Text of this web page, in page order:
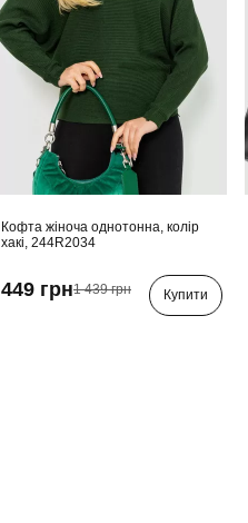
Кофта жіноча однотонна, колір
хакі, 244R2034
449 грн1 439 грн Купити